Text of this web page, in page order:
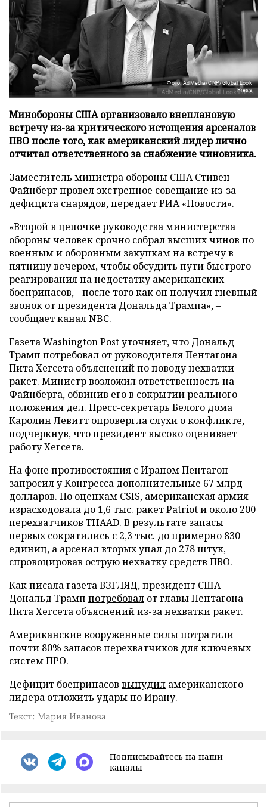
Фото: AdMedia/CNP/Global Look
Press
Минобороны США организовало внеплановую
встречу из-за критического истощения арсеналов
ПВО после того, как американский лидер лично
отчитал ответственного за снабжение чиновника.
Заместитель министра обороны США Стивен
Файнберг провел экстренное совещание из-за
дефицита снарядов, передаетРИА «Новости».
«Второй в цепочке руководства министерства
обороны человек срочно собрал высших чинов по
военным и оборонным закупкам на встречу в
пятницу вечером, чтобы обсудить пути быстрого
реагирования на недостатку американских
боеприпасов, - после того как он получил гневный
звонок от президента Дональда Трампа», –
сообщает канал NBC.
Газета Washington Post уточняет, что Дональд
Трамп потребовал от руководителя Пентагона
Пита Хегсета объяснений по поводу нехватки
ракет. Министр возложил ответственность на
Файнберга, обвинив его в сокрытии реального
положения дел. Пресс-секретарь Белого дома
Каролин Левитт опровергла слухи о конфликте,
подчеркнув, что президент высоко оценивает
работу Хегсета.
На фоне противостояния с Ираном Пентагон
запросил у Конгресса дополнительные 67 млрд
долларов. По оценкам CSIS, американская армия
израсходовала до 1,6 тыс. ракет Patriot и около 200
перехватчиков THAAD. В результате запасы
первых сократились с 2,3 тыс. до примерно 830
единиц, а арсенал вторых упал до 278 штук,
спровоцировав острую нехватку средств ПВО.
Как писала газета ВЗГЛЯД, президент США
Дональд Трамп потребовал от главы Пентагона
Пита Хегсета объяснений из-за нехватки ракет.
Американские вооруженные силыпотратили
почти 80% запасов перехватчиков для ключевых
систем ПРО.
Дефицит боеприпасов вынудил американского
лидера отложить удары по Ирану.
Текст: Мария Иванова
Подписывайтесь на наши
каналы